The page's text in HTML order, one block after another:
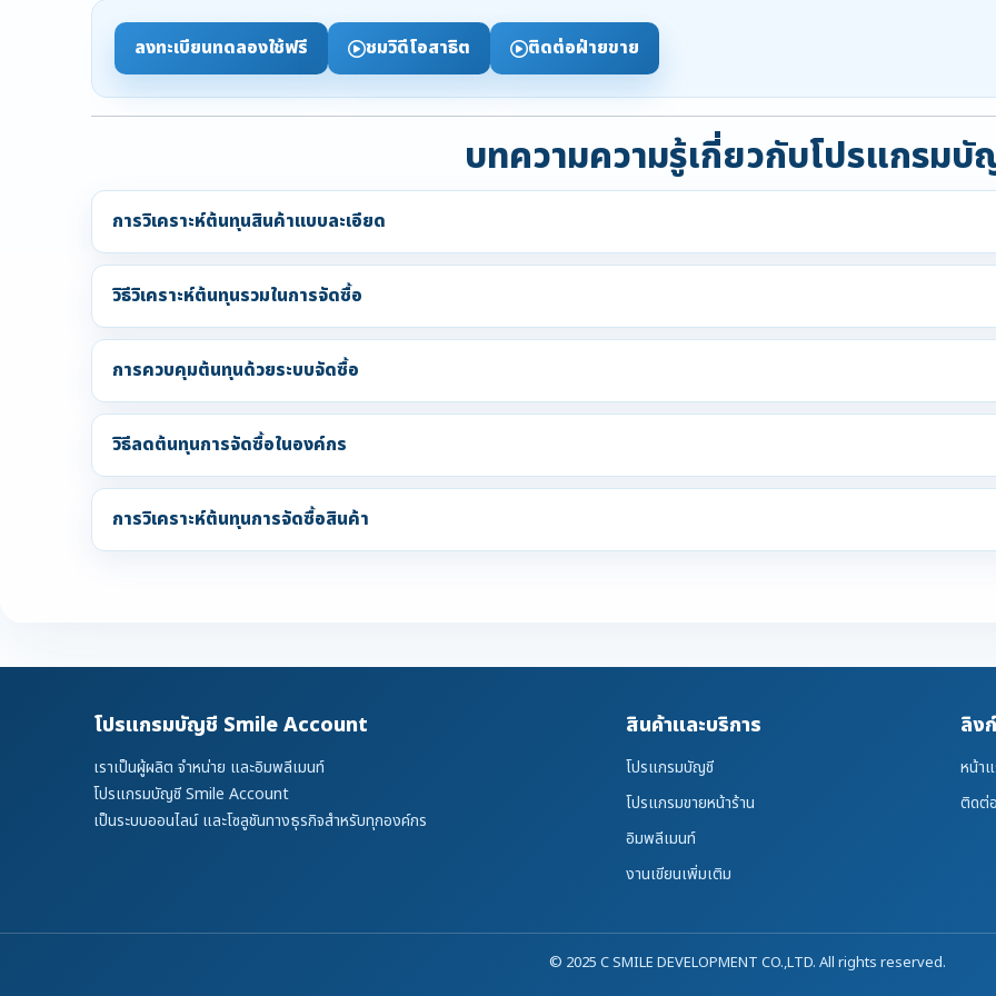
ลงทะเบียนทดลองใช้ฟรี ชมวิดีโอสาธิต ติดต่อฝ่ายขาย
บทความความรู้เกี่ยวกับโปรแกรม
การวิเคราะห์ต้นทุนสินค้าแบบละเอียด
วิธีวิเคราะห์ต้นทุนรวมในการจัดซื้อ
การควบคุมต้นทุนด้วยระบบจัดซื้อ
วิธีลดต้นทุนการจัดซื้อในองค์กร
การวิเคราะห์ต้นทุนการจัดซื้อสินค้า
โปรแกรมบัญชี Smile Account
เราเป็นผู้ผลิต จำหน่าย และอิมพลีเมนท์
โปรแกรมบัญชี Smile Account
เป็นระบบออนไลน์ และโซลูชันทางธุรกิจสำหรับทุกองค์กร
สินค้าและบริการ
โปรแกรมบัญชี
โปรแกรมขายหน้าร้าน
อิมพลีเมนท์
งานเขียนเพิ่มเติม
ลิง
หน้า
ติดต่
© 2025 C SMILE DEVELOPMENT CO.,LTD. All rights reserved.